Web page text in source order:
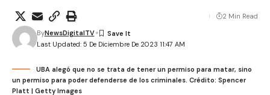
Last Updated: 5 De Diciembre De 2023 11:47 AM
ByNewsDigitalTV
2 Min Read
UBA alegó que no se trata de tener un permiso para matar, sino
un permiso para poder defenderse de los criminales. Crédito: Spencer
Platt | Getty Images